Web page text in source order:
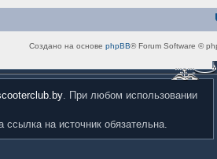
Создано на основе phpBB® Forum Software ©
. При любом использовании
ссылка на источник обязательна.